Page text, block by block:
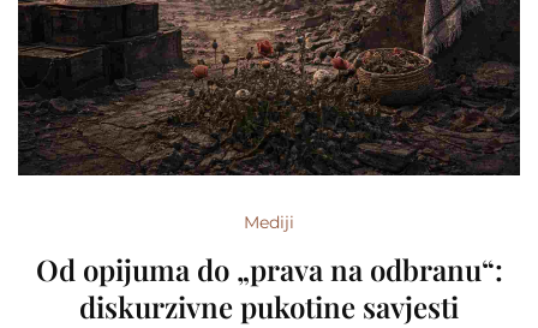
Mediji
Od opijuma do „prava na odbranu“:
diskurzivne pukotine savjesti